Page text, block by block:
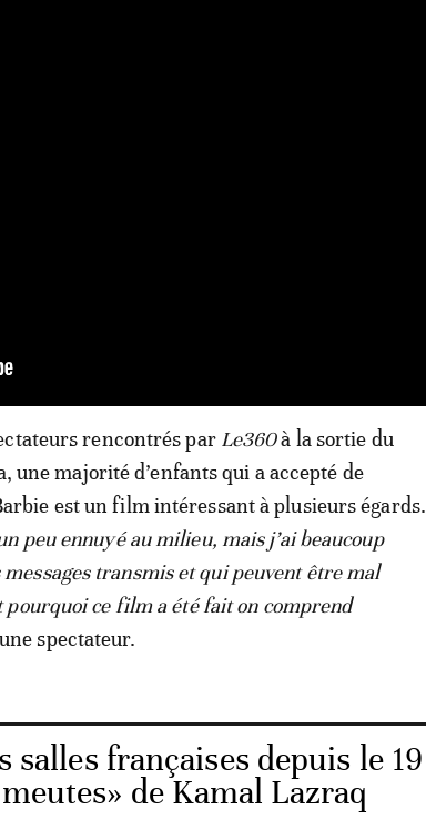
rencontrés par Le360à la sortie du
une majorité d’enfants qui a accepté de
est un film intéressant à plusieurs égards.
peu ennuyé au milieu, mais j’ai beaucoup
transmis et qui peuvent être mal
ce film a été fait on comprend
spectateur.
salles françaises depuis le 19
de Kamal Lazraq